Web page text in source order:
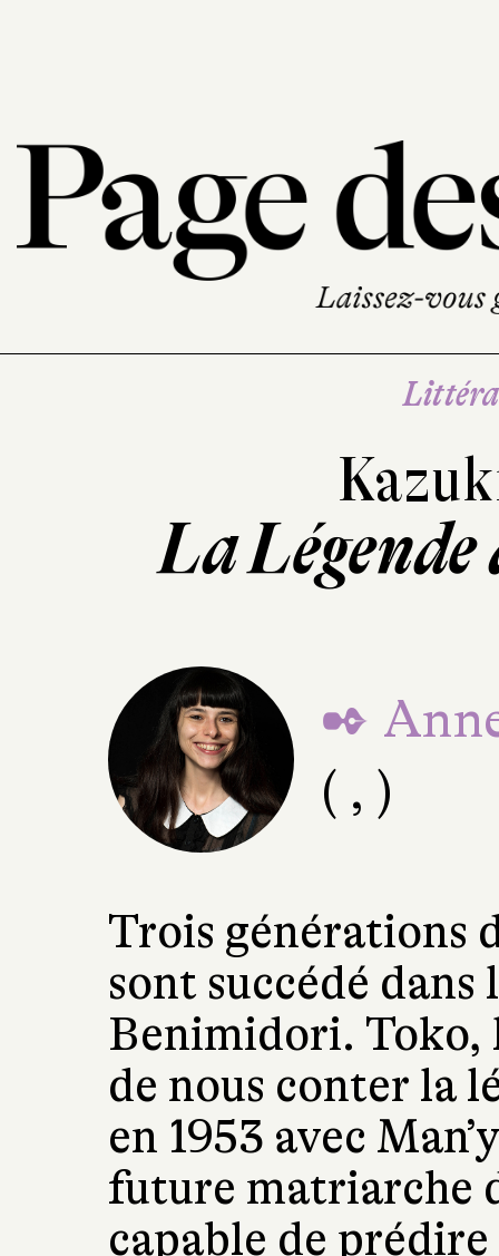
La
✒
( , )
Trois générations
sont succédé
Benimidori. Toko,
de nous conter la
en 1953 avec
future matriarche
capable de